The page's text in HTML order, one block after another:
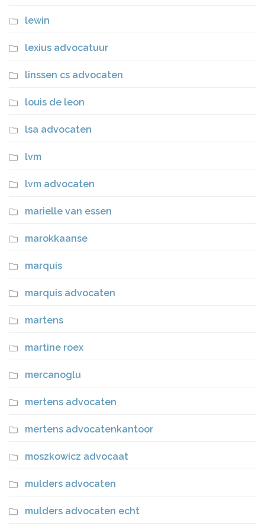
lewin
lexius advocatuur
linssen cs advocaten
louis de leon
lsa advocaten
lvm
lvm advocaten
marielle van essen
marokkaanse
marquis
marquis advocaten
martens
martine roex
mercanoglu
mertens advocaten
mertens advocatenkantoor
moszkowicz advocaat
mulders advocaten
mulders advocaten echt